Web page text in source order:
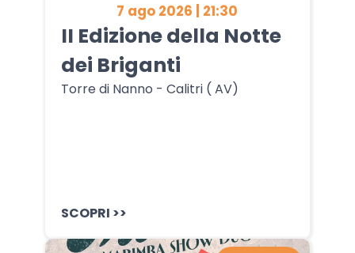
7 ago 2026 | 21:30
II Edizione della Notte
dei Briganti
Torre di Nanno - Calitri ( AV)
SCOPRI >>